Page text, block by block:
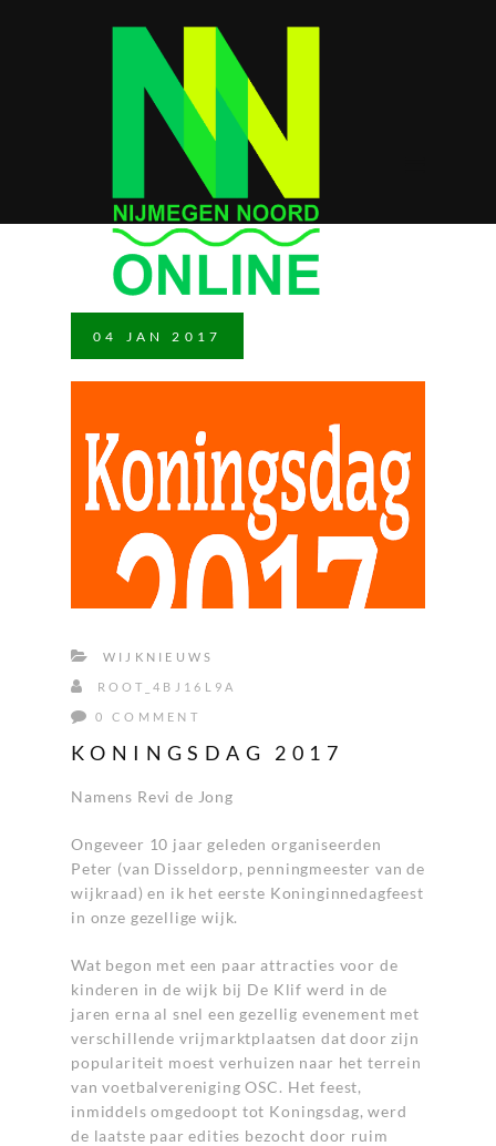
04 JAN 2017
WIJKNIEUWS
ROOT_4BJ16L9A
0 COMMENT
KONINGSDAG 2017
Namens Revi de Jong
Ongeveer 10 jaar geleden organiseerden
Peter (van Disseldorp, penningmeester van de
wijkraad) en ik het eerste Koninginnedagfeest
in onze gezellige wijk.
Wat begon met een paar attracties voor de
kinderen in de wijk bij De Klif werd in de
jaren erna al snel een gezellig evenement met
verschillende vrijmarktplaatsen dat door zijn
populariteit moest verhuizen naar het terrein
van voetbalvereniging OSC. Het feest,
inmiddels omgedoopt tot Koningsdag, werd
de laatste paar edities bezocht door ruim